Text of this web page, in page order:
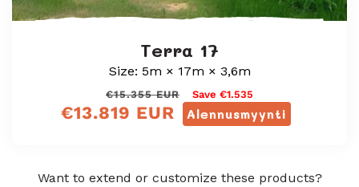
Terra 17
Size: 5m × 17m × 3,6m
Normaali
hinta
€15.355 EUR Save €1.535
Alennusmyynti
Myyntihinta
€13.819 EUR
Want to extend or customize these products?